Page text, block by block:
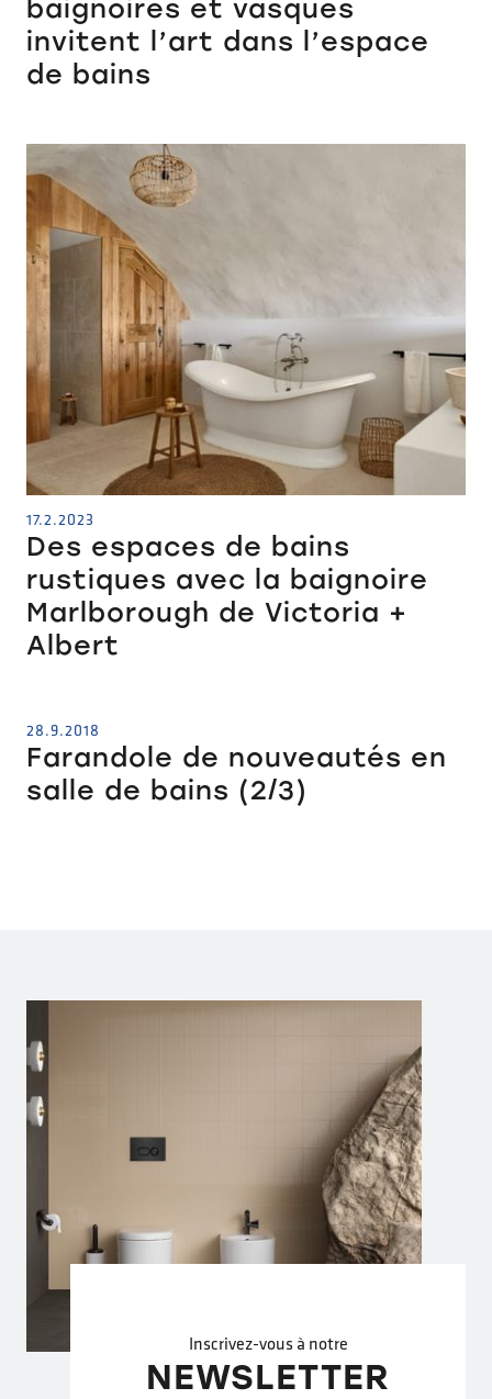
baignoires et vasques
invitent l’art dans l’espace
de bains
17.2.2023
Des espaces de bains
rustiques avec la baignoire
Marlborough de Victoria +
Albert
28.9.2018
Farandole de nouveautés en
salle de bains (2/3)
Inscrivez-vous à notre
NEWSLETTER